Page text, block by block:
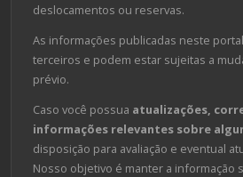
deslocamentos ou reservas.
As informações publicadas neste
terceiros e podem estar sujeitas a
prévio.
Caso você possua atualizações,
informações relevantes sobre
disposição para avaliação e eventual
Nosso objetivo é manter a informação